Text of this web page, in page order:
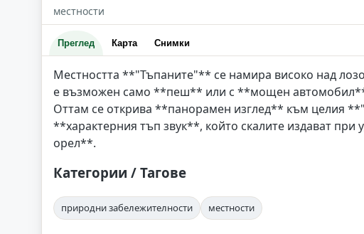
местности
Преглед Карта Снимки
Местността **"Тъпаните"** се намира високо над
е възможен само **пеш** или с **мощен
Оттам се открива **панорамен изглед** към целия
**характерния тъп звук**, който скалите издават
орел**.
Категории / Тагове
природни забележителности местности